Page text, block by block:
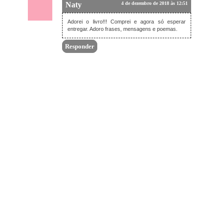
Naty 4 de dezembro de 2018 às 12:51
Adorei o livro!!! Comprei e agora só esperar
entregar. Adoro frases, mensagens e poemas.
Responder